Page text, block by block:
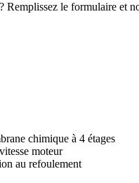
le formulaire et
chimique à 4 étages
moteur
au refoulement